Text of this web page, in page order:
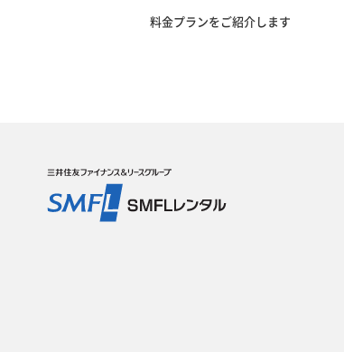
料金プランをご紹介します